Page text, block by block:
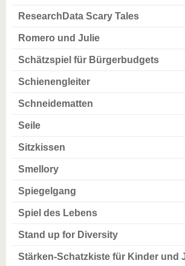
ResearchData Scary Tales
Romero und Julie
Schätzspiel für Bürgerbudgets
Schienengleiter
Schneidematten
Seile
Sitzkissen
Smellory
Spiegelgang
Spiel des Lebens
Stand up for Diversity
Stärken-Schatzkiste für Kinder und